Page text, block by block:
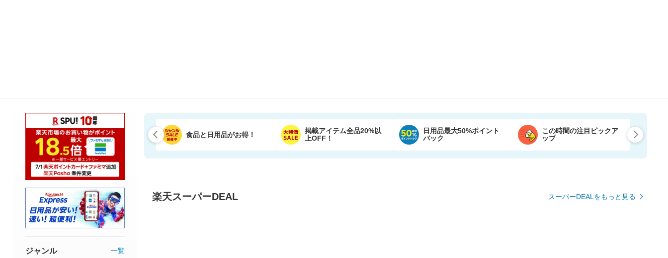
食品と日用品がお得！
掲載アイテム全品20%以
上OFF！
日用品最大50%ポイント
バック
この時間の注目ピックア
ップ
楽天スーパーDEAL スーパーDEALをもっと見る
ジャンル 一覧